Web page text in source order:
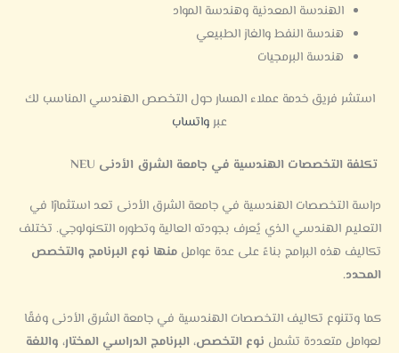
الهندسة المعدنية وهندسة المواد
هندسة النفط والغاز الطبيعي
هندسة البرمجيات
استشر فريق خدمة عملاء المسار حول التخصص الهندسي المناسب لك
عبرواتساب
تكلفة التخصصات الهندسية في جامعة الشرق الأدنى NEU
دراسة التخصصات الهندسية في جامعة الشرق الأدنى تعد استثمارًا في
التعليم الهندسي الذي يُعرف بجودته العالية وتطوره التكنولوجي. تختلف
تكاليف هذه البرامج بناءً على عدة عوامل منها نوع البرنامج والتخصص
المحدد.
كما وتتنوع تكاليف التخصصات الهندسية في جامعة الشرق الأدنى وفقًا
لعوامل متعددة تشمل نوع التخصص، البرنامج الدراسي المختار، واللغة